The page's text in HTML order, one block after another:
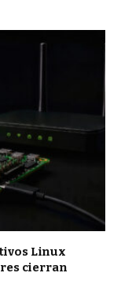
Linux
cierran